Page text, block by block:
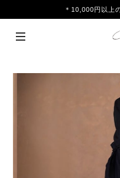
＊10,000円以上